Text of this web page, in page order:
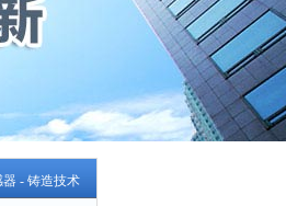
- 铸造技术